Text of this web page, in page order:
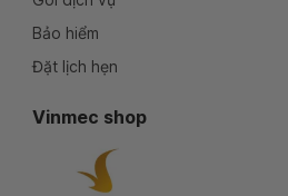
Bảo hiểm
Đặt lịch hẹn
Vinmec shop